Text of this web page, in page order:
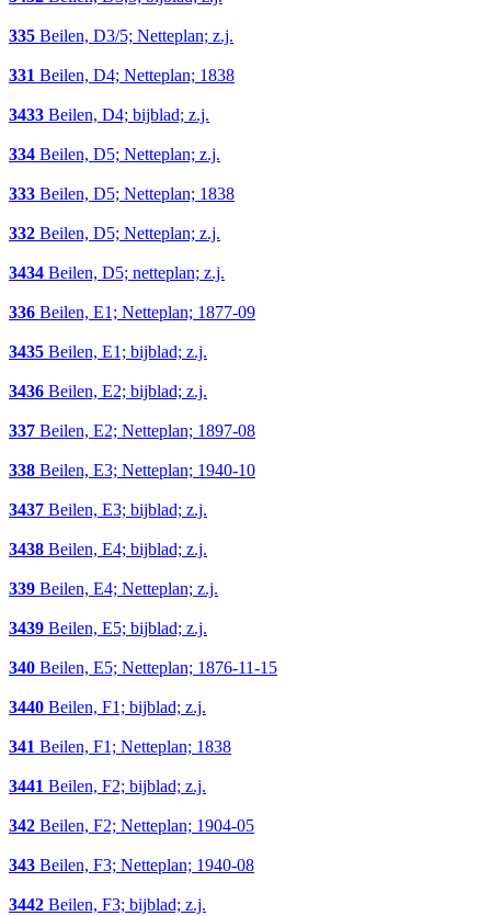
335 Beilen, D3/5; Netteplan; z.j.
331 Beilen, D4; Netteplan; 1838
3433 Beilen, D4; bijblad; z.j.
334 Beilen, D5; Netteplan; z.j.
333 Beilen, D5; Netteplan; 1838
332 Beilen, D5; Netteplan; z.j.
3434 Beilen, D5; netteplan; z.j.
336 Beilen, E1; Netteplan; 1877-09
3435 Beilen, E1; bijblad; z.j.
3436 Beilen, E2; bijblad; z.j.
337 Beilen, E2; Netteplan; 1897-08
338 Beilen, E3; Netteplan; 1940-10
3437 Beilen, E3; bijblad; z.j.
3438 Beilen, E4; bijblad; z.j.
339 Beilen, E4; Netteplan; z.j.
3439 Beilen, E5; bijblad; z.j.
340 Beilen, E5; Netteplan; 1876-11-15
3440 Beilen, F1; bijblad; z.j.
341 Beilen, F1; Netteplan; 1838
3441 Beilen, F2; bijblad; z.j.
342 Beilen, F2; Netteplan; 1904-05
343 Beilen, F3; Netteplan; 1940-08
3442 Beilen, F3; bijblad; z.j.